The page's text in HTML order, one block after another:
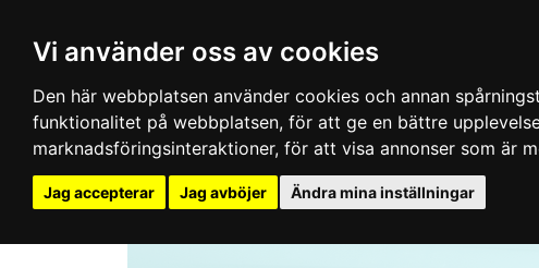
Vi använder oss av cookies
Den här webbplatsen använder cookies och annan
funktionalitet på webbplatsen, för att ge en bättre
marknadsföringsinteraktioner, för att visa annonser som är
Jag accepterar Jag avböjer Ändra mina inställningar